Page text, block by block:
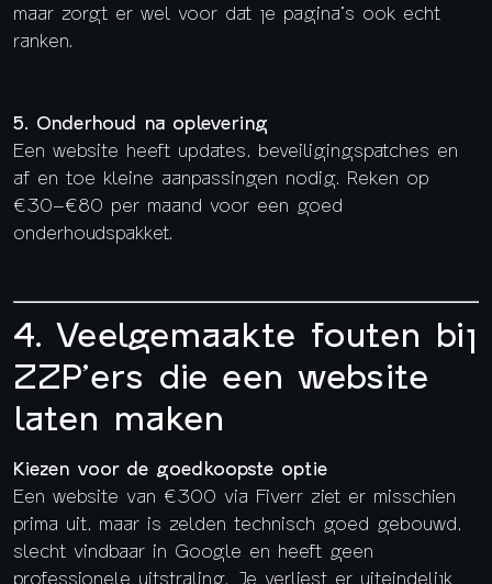
maar zorgt er wel voor dat je pagina’s ook echt
ranken.
5. Onderhoud na oplevering
Een website heeft updates, beveiligingspatches en
af en toe kleine aanpassingen nodig. Reken op
€30–€80 per maand voor een goed
onderhoudspakket.
4. Veelgemaakte fouten bij
ZZP’ers die een website
laten maken
Kiezen voor de goedkoopste optie
Een website van €300 via Fiverr ziet er misschien
prima uit, maar is zelden technisch goed gebouwd,
slecht vindbaar in Google en heeft geen
professionele uitstraling. Je verliest er uiteindelijk